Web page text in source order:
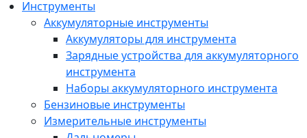
Инструменты
Аккумуляторные инструменты
Аккумуляторы для инструмента
Зарядные устройства для аккумуляторного
инструмента
Наборы аккумуляторного инструмента
Бензиновые инструменты
Измерительные инструменты